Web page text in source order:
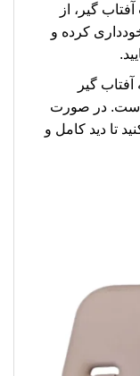
گیر، از
کرده و
گیر
است. در صورت
تا دید کامل و